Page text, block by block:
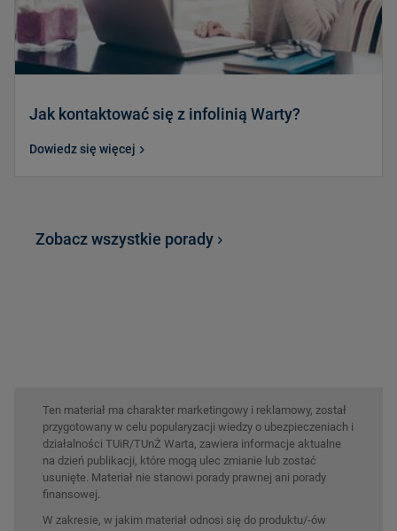
Jak kontaktować się z infolinią Warty?
Dowiedz się więcej
Zobacz wszystkie porady
Ten materiał ma charakter marketingowy i reklamowy, został
przygotowany w celu popularyzacji wiedzy o ubezpieczeniach i
działalności TUiR/TUnŻ Warta, zawiera informacje aktualne
na dzień publikacji, które mogą ulec zmianie lub zostać
usunięte. Materiał nie stanowi porady prawnej ani porady
finansowej.
W zakresie, w jakim materiał odnosi się do produktu/-ów